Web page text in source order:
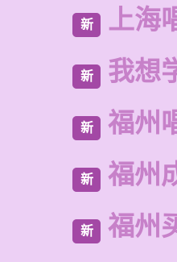
新 上海
新 我想
新 福州
新 福州
新 福州